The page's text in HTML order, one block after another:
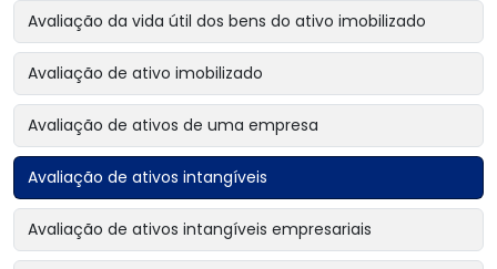
Avaliação da vida útil dos bens do ativo imobilizado
Avaliação de ativo imobilizado
Avaliação de ativos de uma empresa
Avaliação de ativos intangíveis
Avaliação de ativos intangíveis empresariais